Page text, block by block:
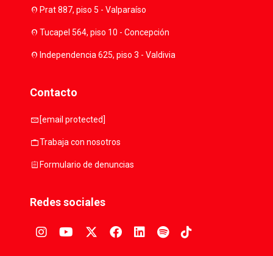
location_onPrat 887, piso 5 - Valparaíso
location_onTucapel 564, piso 10 - Concepción
location_onIndependencia 625, piso 3 - Valdivia
Contacto
mail [email protected]
workTrabaja con nosotros
assignmentFormulario de denuncias
Redes sociales